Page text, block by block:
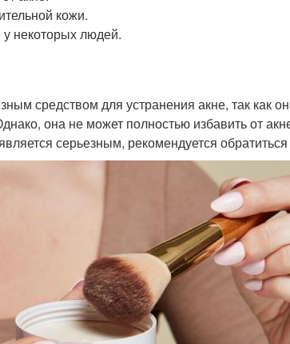
кожи.
некоторых людей.
средством для устранения акне, так как
она не может полностью избавить от
серьезным, рекомендуется